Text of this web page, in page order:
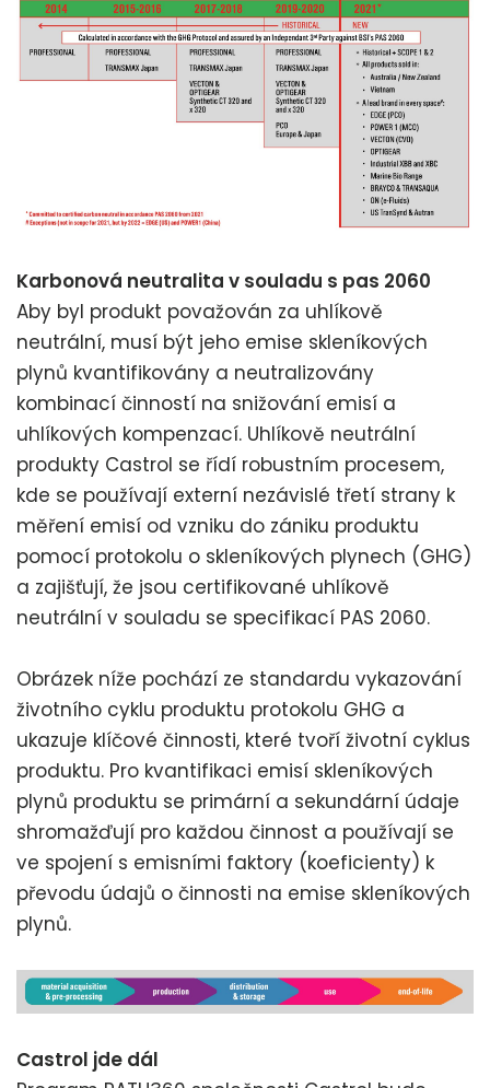
Karbonová neutralita v souladu s pas 2060
Aby byl produkt považován za uhlíkově
neutrální, musí být jeho emise skleníkových
plynů kvantifikovány a neutralizovány
kombinací činností na snižování emisí a
uhlíkových kompenzací. Uhlíkově neutrální
produkty Castrol se řídí robustním procesem,
kde se používají externí nezávislé třetí strany k
měření emisí od vzniku do zániku produktu
pomocí protokolu o skleníkových plynech (GHG)
a zajišťují, že jsou certifikované uhlíkově
neutrální v souladu se specifikací PAS 2060.
Obrázek níže pochází ze standardu vykazování
životního cyklu produktu protokolu GHG a
ukazuje klíčové činnosti, které tvoří životní cyklus
produktu. Pro kvantifikaci emisí skleníkových
plynů produktu se primární a sekundární údaje
shromažďují pro každou činnost a používají se
ve spojení s emisními faktory (koeficienty) k
převodu údajů o činnosti na emise skleníkových
plynů.
Castrol jde dál